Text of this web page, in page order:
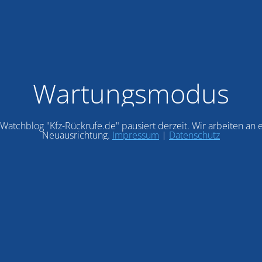
Wartungsmodus
"Kfz-Rückrufe.de" pausiert derzeit. Wir arbeiten an
Neuausrichtung. Impressum | Datenschutz